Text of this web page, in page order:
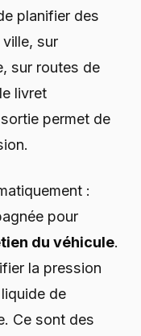
planifier des
sur
sur routes de
livret
permet de
:
pour
du véhicule.
la pression
de
Ce sont des